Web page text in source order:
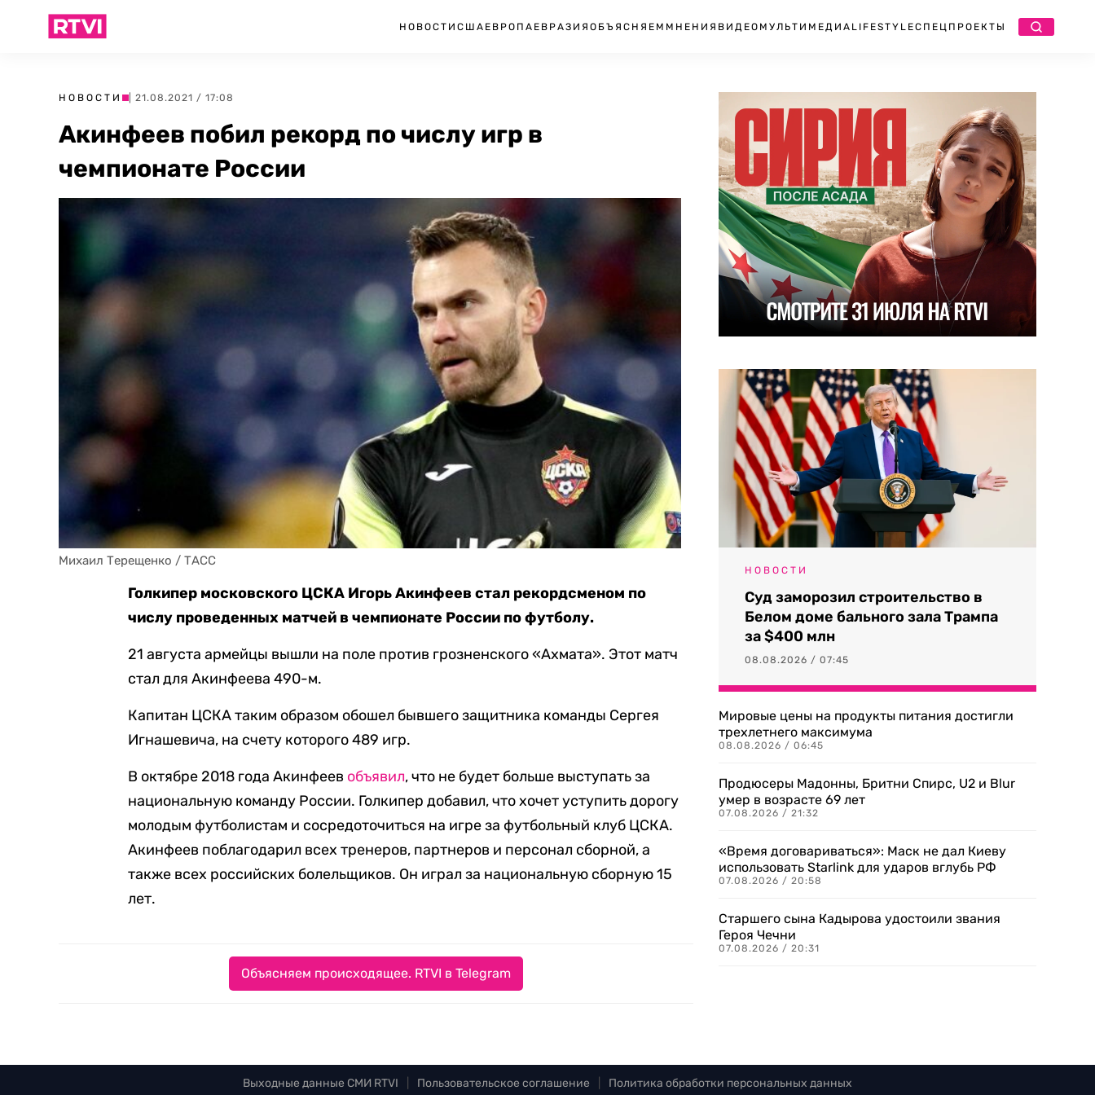
НОВОСТИ США ЕВРОПА ЕВРАЗИЯ ОБЪЯСНЯЕМ МНЕНИЯ ВИДЕО МУЛЬТИМЕДИА LIFESTYLEСПЕЦПРОЕКТЫ
НОВОСТИ | 21.08.2021 / 17:08
Акинфеев побил рекорд по числу игр в
чемпионате России
Михаил Терещенко / ТАСС
Голкипер московского ЦСКА Игорь Акинфеев стал рекордсменом по
числу проведенных матчей в чемпионате России по футболу.
21 августа армейцы вышли на поле против грозненского «Ахмата». Этот матч
стал для Акинфеева 490-м.
Капитан ЦСКА таким образом обошел бывшего защитника команды Сергея
Игнашевича, на счету которого 489 игр.
В октябре 2018 года Акинфеев объявил, что не будет больше выступать за
национальную команду России. Голкипер добавил, что хочет уступить дорогу
молодым футболистам и сосредоточиться на игре за футбольный клуб ЦСКА.
Акинфеев поблагодарил всех тренеров, партнеров и персонал сборной, а
также всех российских болельщиков. Он играл за национальную сборную 15
лет.
Объясняем происходящее. RTVI в Telegram
НОВОСТИ
Суд заморозил строительство в
Белом доме бального зала Трампа
за $400 млн
08.08.2026 / 07:45
Мировые цены на продукты питания достигли
трехлетнего максимума
08.08.2026 / 06:45
Продюсеры Мадонны, Бритни Спирс, U2 и Blur
умер в возрасте 69 лет
07.08.2026 / 21:32
«Время договариваться»: Маск не дал Киеву
использовать Starlink для ударов вглубь РФ
07.08.2026 / 20:58
Старшего сына Кадырова удостоили звания
Героя Чечни
07.08.2026 / 20:31
Выходные данные СМИ RTVI Пользовательское соглашение Политика обработки персональных данных